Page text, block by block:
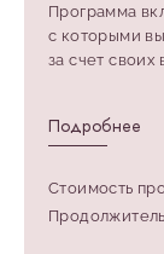
Программа
с которыми
за счет своих
Подробнее
Стоимость